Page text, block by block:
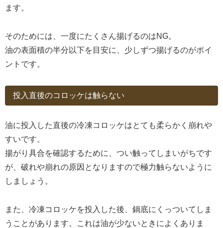
ます。
そのためには、一度にたくさん揚げるのはNG。
油の表面積の半分以下を目安に、少しずつ揚げるのがポイ
ントです。
投入直後のコロッケは触らない
油に投入した直後の冷凍コロッケはとても柔らかく崩れや
すいです。
揚がり具合を確認するために、つい触ってしまいがちです
が、破れや崩れの原因となりますので極力触らないように
しましょう。
また、冷凍コロッケを投入した後、鍋底にくっついてしま
うことがあります。これは油が少ないときによくありま